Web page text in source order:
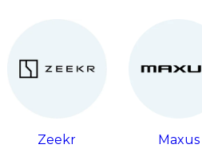
Zeekr Maxus